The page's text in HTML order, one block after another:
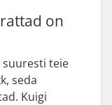
on
teie
seda
Kuigi